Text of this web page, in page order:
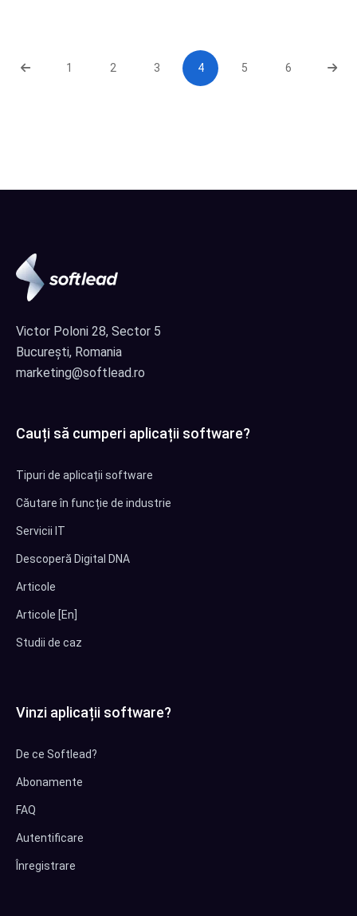
1 2 3 4 5 6
Victor Poloni 28, Sector 5
București, Romania
marketing@softlead.ro
Cauți să cumperi aplicații software?
Tipuri de aplicații software
Căutare în funcție de industrie
Servicii IT
Descoperă Digital DNA
Articole
Articole [En]
Studii de caz
Vinzi aplicații software?
De ce Softlead?
Abonamente
FAQ
Autentificare
Înregistrare